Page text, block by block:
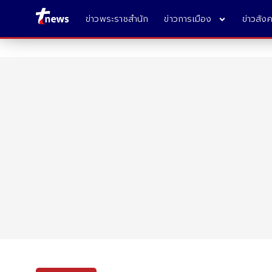
ข่าวพระราชสำนัก ข่าวการเมือง ข่าวสัง